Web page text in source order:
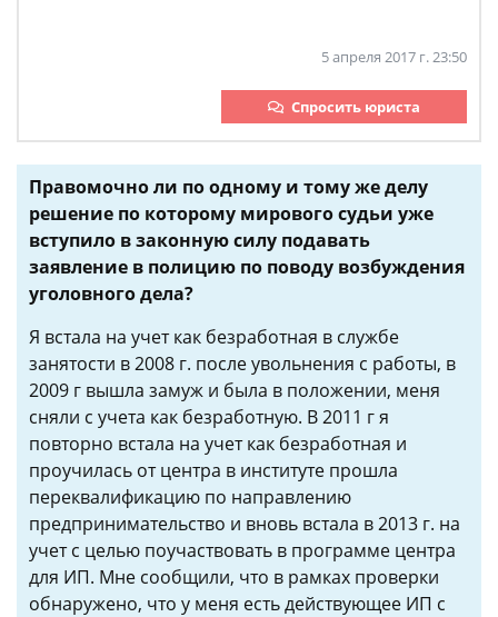
5 апреля 2017 г. 23:50
Спросить юриста
Правомочно ли по одному и тому же делу
решение по которому мирового судьи уже
вступило в законную силу подавать
заявление в полицию по поводу возбуждения
уголовного дела?
Я встала на учет как безработная в службе
занятости в 2008 г. после увольнения с работы, в
2009 г вышла замуж и была в положении, меня
сняли с учета как безработную. В 2011 г я
повторно встала на учет как безработная и
проучилась от центра в институте прошла
переквалификацию по направлению
предпринимательство и вновь встала в 2013 г. на
учет с целью поучаствовать в программе центра
для ИП. Мне сообщили, что в рамках проверки
обнаружено, что у меня есть действующее ИП с